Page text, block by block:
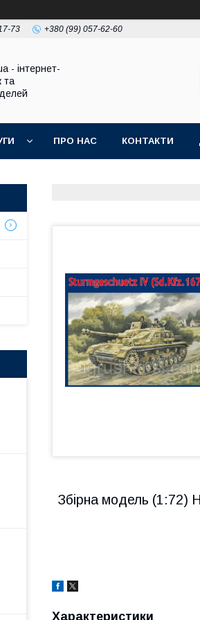
73 +380 (99) 057-62-60
- інтернет-
та
ПРО НАС КОНТАКТИ
Збірна модель (1:72)
Характеристики